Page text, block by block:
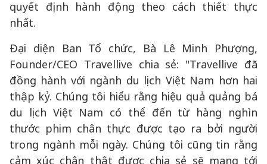
quyết định hành động theo cách thiết thực
nhất.
Đại diện Ban Tổ chức, Bà Lê Minh Phượng,
Founder/CEO Travellive chia sẻ: "Travellive đã
đồng hành với ngành du lịch Việt Nam hơn hai
thập kỷ. Chúng tôi hiểu rằng hiệu quả quảng bá
du lịch Việt Nam có thể đến từ hàng nghìn
thước phim chân thực được tạo ra bởi người
trong ngành mỗi ngày. Chúng tôi cũng tin rằng
cảm xúc chân thật được chia sẻ sẽ mang tới